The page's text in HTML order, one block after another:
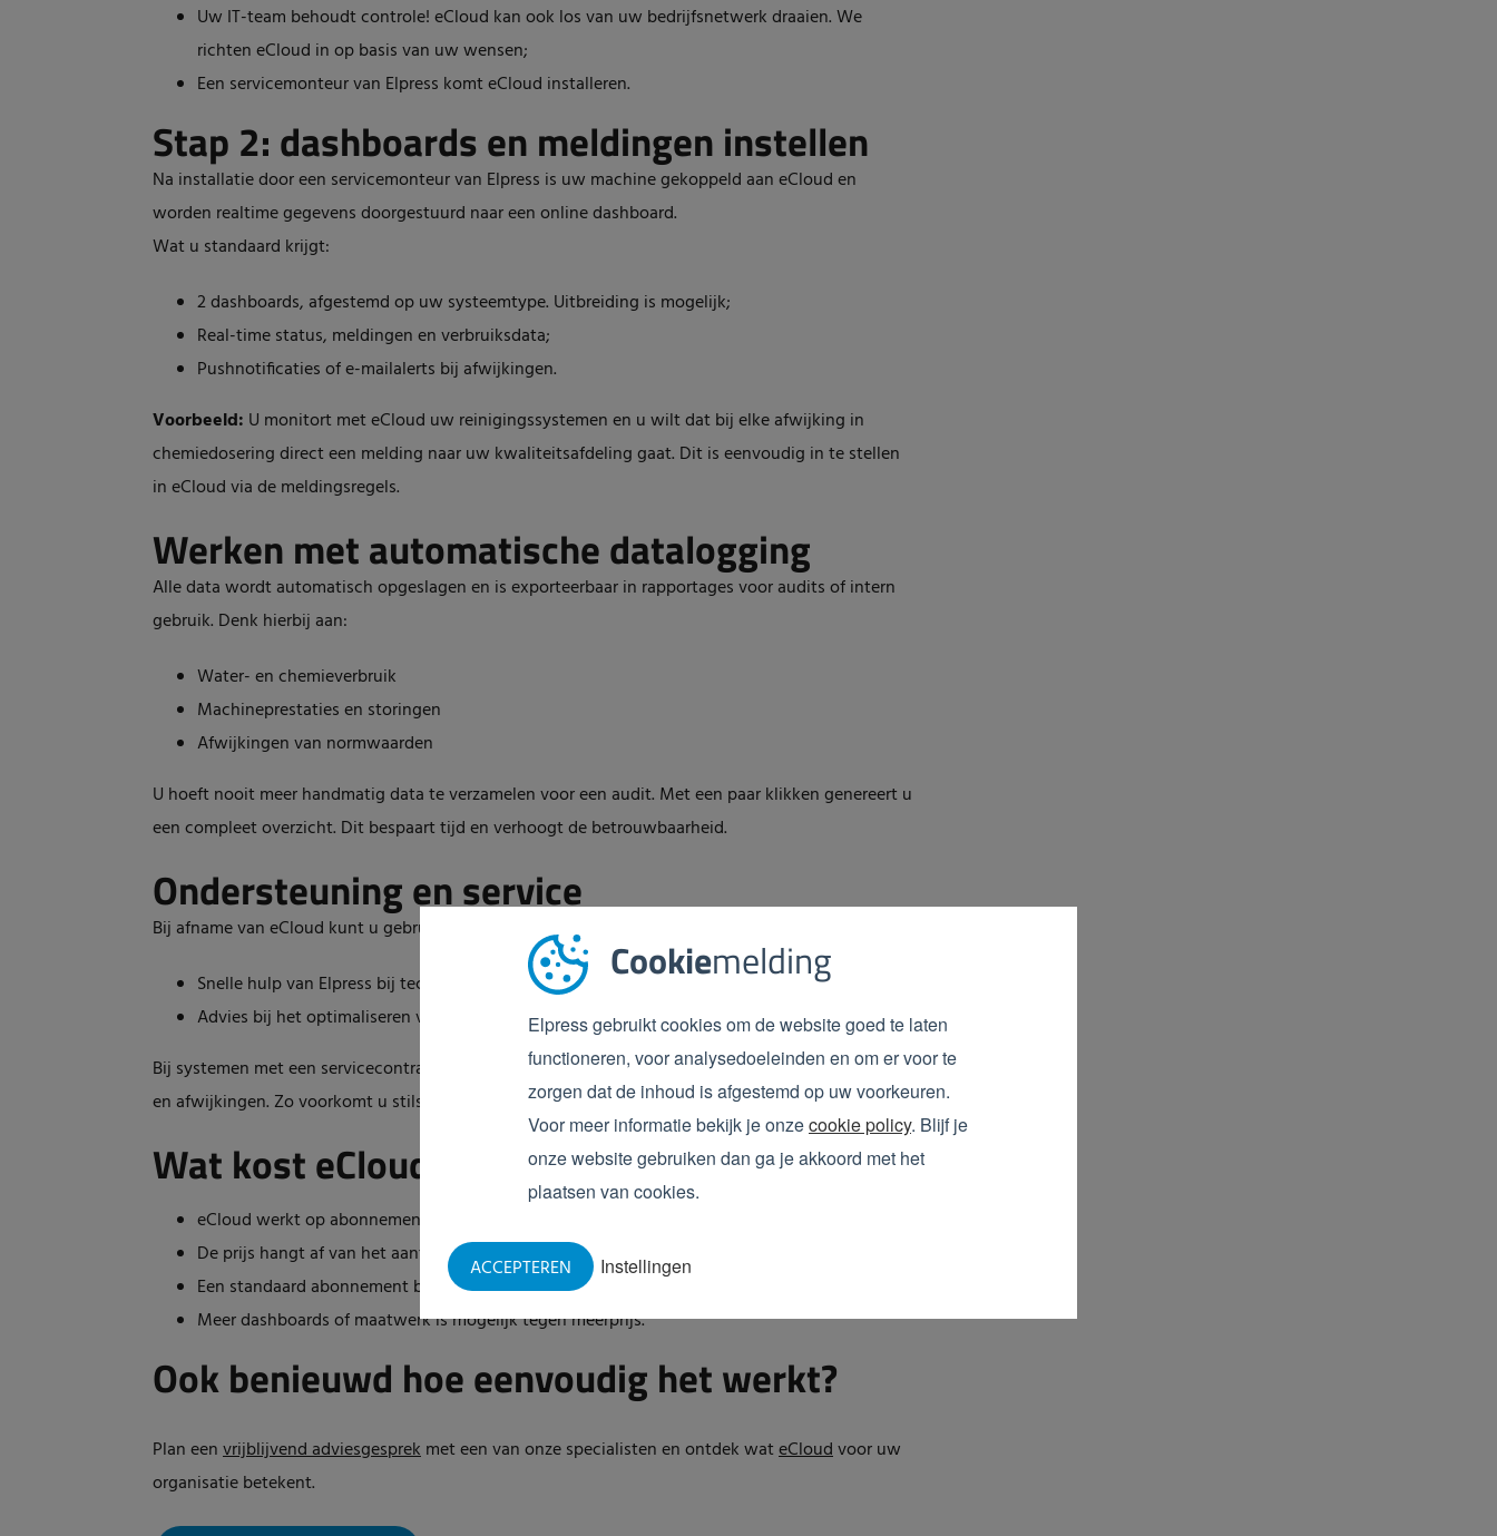
Cookiemelding
Elpress gebruikt cookies om de website goed te laten
functioneren, voor analysedoeleinden en om er voor te
zorgen dat de inhoud is afgestemd op uw voorkeuren.
Voor meer informatie bekijk je onzecookie policy. Blijf je
onze website gebruiken dan ga je akkoord met het
plaatsen van cookies.
Instellingen
ACCEPTEREN
Uw IT-team behoudt controle! eCloud kan ook los van uw bedrijfsnetwerk draaien. We
richten eCloud in op basis van uw wensen;
Een servicemonteur van Elpress komt eCloud installeren.
Stap 2: dashboards en meldingen instellen
Na installatie door een servicemonteur van Elpress is uw machine gekoppeld aan eCloud en
worden realtime gegevens doorgestuurd naar een online dashboard.
Wat u standaard krijgt:
2 dashboards, afgestemd op uw systeemtype. Uitbreiding is mogelijk;
Real-time status, meldingen en verbruiksdata;
Pushnotificaties of e-mailalerts bij afwijkingen.
Voorbeeld: U monitort met eCloud uw reinigingssystemen en u wilt dat bij elke afwijking in
chemiedosering direct een melding naar uw kwaliteitsafdeling gaat. Dit is eenvoudig in te stellen
in eCloud via de meldingsregels.
Werken met automatische datalogging
Alle data wordt automatisch opgeslagen en is exporteerbaar in rapportages voor audits of intern
gebruik. Denk hierbij aan:
Water- en chemieverbruik
Machineprestaties en storingen
Afwijkingen van normwaarden
U hoeft nooit meer handmatig data te verzamelen voor een audit. Met een paar klikken genereert u
een compleet overzicht. Dit bespaart tijd en verhoogt de betrouwbaarheid.
Ondersteuning en service
Bij afname van eCloud kunt u gebruikmaken van aanvullende ondersteuning:
Snelle hulp van Elpress bij technische vragen of meldingen
Advies bij het optimaliseren van dashboards
Bij systemen met een servicecontract kijkt Elpress, indien gewenst, proactief mee naar prestaties
en afwijkingen. Zo voorkomt u stilstand en verlengt u de levensduur van uw machines.
Wat kost eCloud?
eCloud werkt op abonnementsbasis;
De prijs hangt af van het aantal systemen en de gewenste dashboards;
Een standaard abonnement bevat 2 dashboards;
Meer dashboards of maatwerk is mogelijk tegen meerprijs.
Ook benieuwd hoe eenvoudig het werkt?
Plan eenvrijblijvend adviesgesprekmet een van onze specialisten en ontdek wateCloudvoor uw
organisatie betekent.